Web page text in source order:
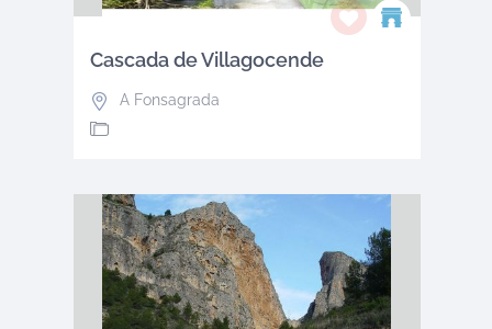
Cascada de Villagocende
A Fonsagrada